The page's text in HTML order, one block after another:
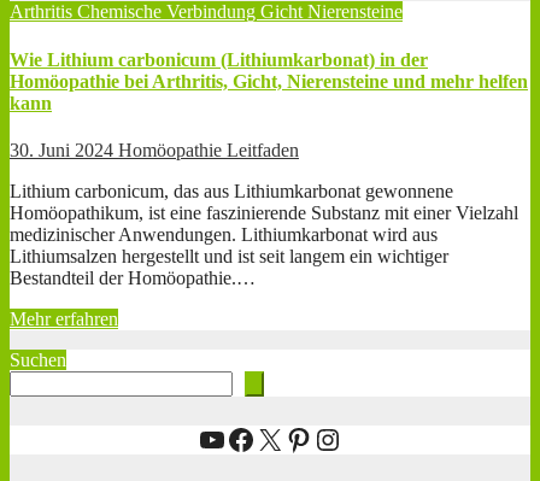
Arthritis Chemische Verbindung Gicht Nierensteine
Wie Lithium carbonicum (Lithiumkarbonat) in der
Homöopathie bei Arthritis, Gicht, Nierensteine und mehr helfen
kann
30. Juni 2024 Homöopathie Leitfaden
Lithium carbonicum, das aus Lithiumkarbonat gewonnene
Homöopathikum, ist eine faszinierende Substanz mit einer Vielzahl
medizinischer Anwendungen. Lithiumkarbonat wird aus
Lithiumsalzen hergestellt und ist seit langem ein wichtiger
Bestandteil der Homöopathie.…
Mehr erfahren
Suchen
YouTube
Facebook
X Pinterest
Instagram